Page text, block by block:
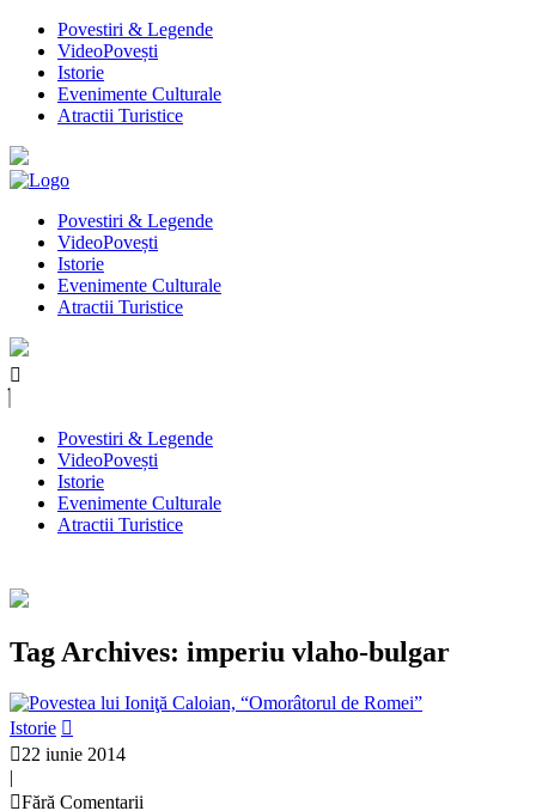
Povestiri & Legende
VideoPovești
Istorie
Evenimente Culturale
Atractii Turistice
Povestiri & Legende
VideoPovești
Istorie
Evenimente Culturale
Atractii Turistice
Povestiri & Legende
VideoPovești
Istorie
Evenimente Culturale
Atractii Turistice
Tag Archives: imperiu vlaho-bulgar
Istorie
22 iunie 2014
|
Fără Comentarii